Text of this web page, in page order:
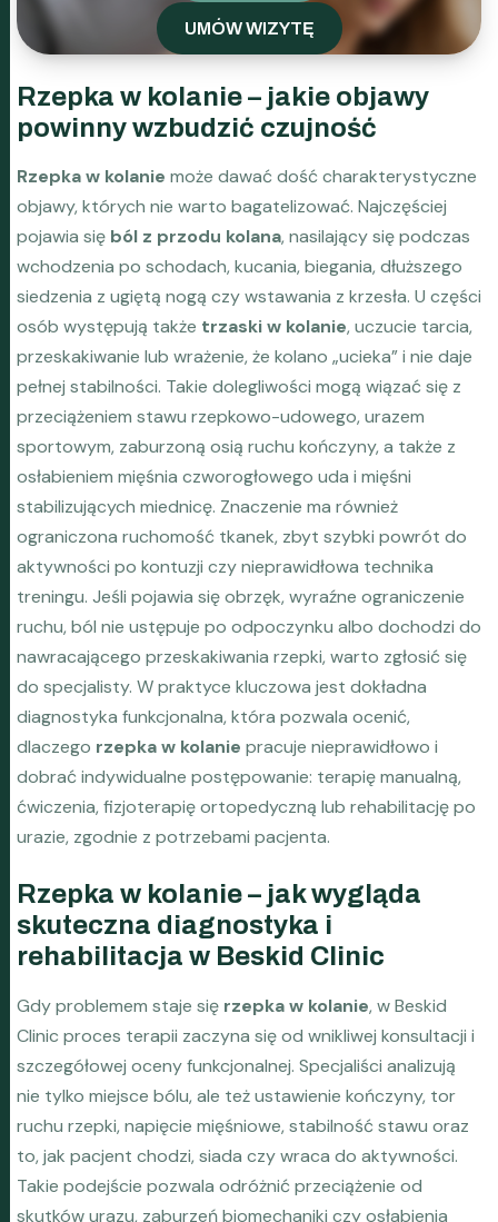
UMÓW WIZYTĘ
Rzepka w kolanie – jakie objawy
powinny wzbudzić czujność
Rzepka w kolanie może dawać dość charakterystyczne
objawy, których nie warto bagatelizować. Najczęściej
pojawia się ból z przodu kolana, nasilający się podczas
wchodzenia po schodach, kucania, biegania, dłuższego
siedzenia z ugiętą nogą czy wstawania z krzesła. U części
osób występują także trzaski w kolanie, uczucie tarcia,
przeskakiwanie lub wrażenie, że kolano „ucieka” i nie daje
pełnej stabilności. Takie dolegliwości mogą wiązać się z
przeciążeniem stawu rzepkowo-udowego, urazem
sportowym, zaburzoną osią ruchu kończyny, a także z
osłabieniem mięśnia czworogłowego uda i mięśni
stabilizujących miednicę. Znaczenie ma również
ograniczona ruchomość tkanek, zbyt szybki powrót do
aktywności po kontuzji czy nieprawidłowa technika
treningu. Jeśli pojawia się obrzęk, wyraźne ograniczenie
ruchu, ból nie ustępuje po odpoczynku albo dochodzi do
nawracającego przeskakiwania rzepki, warto zgłosić się
do specjalisty. W praktyce kluczowa jest dokładna
diagnostyka funkcjonalna, która pozwala ocenić,
dlaczego rzepka w kolanie pracuje nieprawidłowo i
dobrać indywidualne postępowanie: terapię manualną,
ćwiczenia, fizjoterapię ortopedyczną lub rehabilitację po
urazie, zgodnie z potrzebami pacjenta.
Rzepka w kolanie – jak wygląda
skuteczna diagnostyka i
rehabilitacja w Beskid Clinic
Gdy problemem staje się rzepka w kolanie, w Beskid
Clinic proces terapii zaczyna się od wnikliwej konsultacji i
szczegółowej oceny funkcjonalnej. Specjaliści analizują
nie tylko miejsce bólu, ale też ustawienie kończyny, tor
ruchu rzepki, napięcie mięśniowe, stabilność stawu oraz
to, jak pacjent chodzi, siada czy wraca do aktywności.
Takie podejście pozwala odróżnić przeciążenie od
skutków urazu, zaburzeń biomechaniki czy osłabienia